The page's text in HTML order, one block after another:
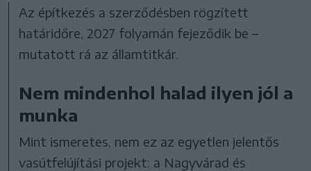
Az építkezés a szerződésben rögzített
határidőre, 2027 folyamán fejeződik be –
mutatott rá az államtitkár.
Nem mindenhol halad ilyen jól a
munka
Mint ismeretes, nem ez az egyetlen jelentős
vasútfelújítási projekt: a Nagyvárad és